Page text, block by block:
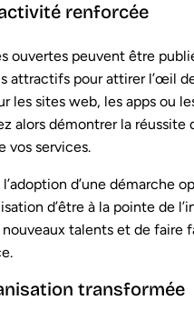
renforcée
ouvertes peuvent être
attractifs pour attirer l’œil
les sites web, les apps ou
alors démontrer la réussite
vos services.
l’adoption d’une démarche
d’être à la pointe de
talents et de faire
transformée